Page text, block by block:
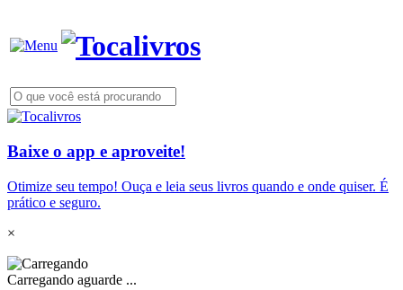
Baixe o app e aproveite!
Otimize seu tempo! Ouça e leia seus livros quando e onde quiser. É
prático e seguro.
×
Carregando aguarde ...